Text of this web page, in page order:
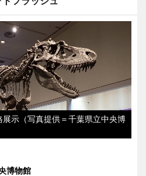
示（写真提供＝千葉県立中央博
博物館